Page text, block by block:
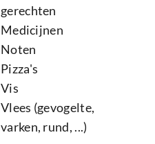
gerechten
Medicijnen
Noten
Pizza's
Vis
Vlees (gevogelte,
varken, rund, ...)